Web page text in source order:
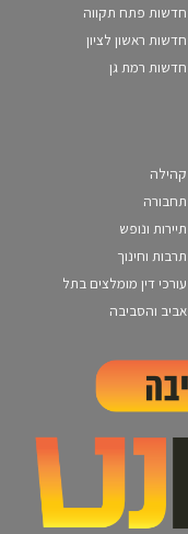
חדשות פתח תקווה
חדשות ראשון לציון
חדשות רמת גן
קהילה
תחבורה
תיירות ונופש
תרבות וחינוך
עורכי דין מומלצים בתל
אביב והסביבה